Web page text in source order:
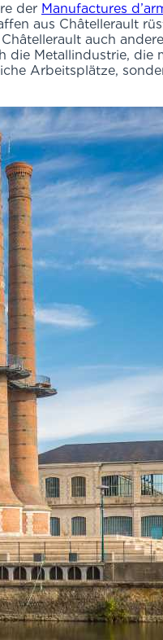
der Manufactures
aus Châtellerault
auch
Metallindustrie, die
Arbeitsplätze,